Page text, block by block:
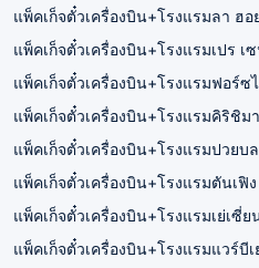
แพ็คเก็จตั๋วเครื่องบิน+โรงแรมลา ฮอ
แพ็คเก็จตั๋วเครื่องบิน+โรงแรมเปร เ
แพ็คเก็จตั๋วเครื่องบิน+โรงแรมฟอร์ซ
แพ็คเก็จตั๋วเครื่องบิน+โรงแรมคิริชิมา
แพ็คเก็จตั๋วเครื่องบิน+โรงแรมปวยบ
แพ็คเก็จตั๋วเครื่องบิน+โรงแรมตันเฟิง
แพ็คเก็จตั๋วเครื่องบิน+โรงแรมเย่เซี่ย
แพ็คเก็จตั๋วเครื่องบิน+โรงแรมแวร์บีเ